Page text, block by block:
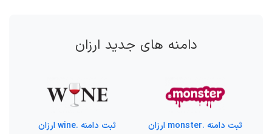
دامنه های جدید ارزان
ثبت دامنه .monster ارزان
ثبت دامنه .wine ارزان